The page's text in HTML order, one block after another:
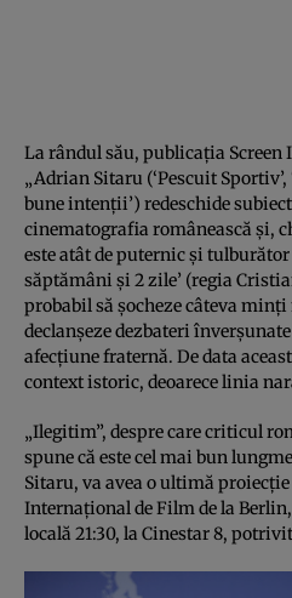
La rândul său, publicaţia
„Adrian Sitaru (‘Pescuit
bune intenţii’) redeschide
cinematografia românească şi,
este atât de puternic şi
săptămâni şi 2 zile’ (regia
probabil să şocheze câteva
declanşeze dezbateri
afecţiune fraternă. De data
context istoric, deoarece linia
„Ilegitim”, despre care criticul
spune că este cel mai bun
Sitaru, va avea o ultimă
Internaţional de Film de la
locală 21:30, la Cinestar 8,